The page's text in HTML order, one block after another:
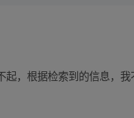
，根据检索到的信息，我